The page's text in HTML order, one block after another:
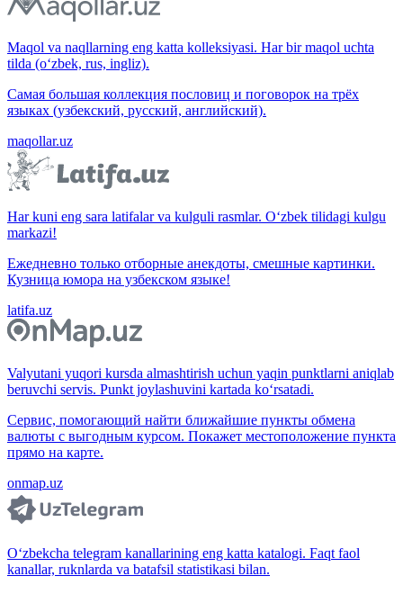
Maqol va naqllarning eng katta kolleksiyasi. Har bir maqol uchta
tilda (o‘zbek, rus, ingliz).
Самая большая коллекция пословиц и поговорок на трёх
языках (узбекский, русский, английский).
maqollar.uz
Har kuni eng sara latifalar va kulguli rasmlar. O‘zbek tilidagi kulgu
markazi!
Ежедневно только отборные анекдоты, смешные картинки.
Кузница юмора на узбекском языке!
latifa.uz
Valyutani yuqori kursda almashtirish uchun yaqin punktlarni aniqlab
beruvchi servis. Punkt joylashuvini kartada ko‘rsatadi.
Сервис, помогающий найти ближайшие пункты обмена
валюты с выгодным курсом. Покажет местоположение пункта
прямо на карте.
onmap.uz
O‘zbekcha telegram kanallarining eng katta katalogi. Faqt faol
kanallar, ruknlarda va batafsil statistikasi bilan.